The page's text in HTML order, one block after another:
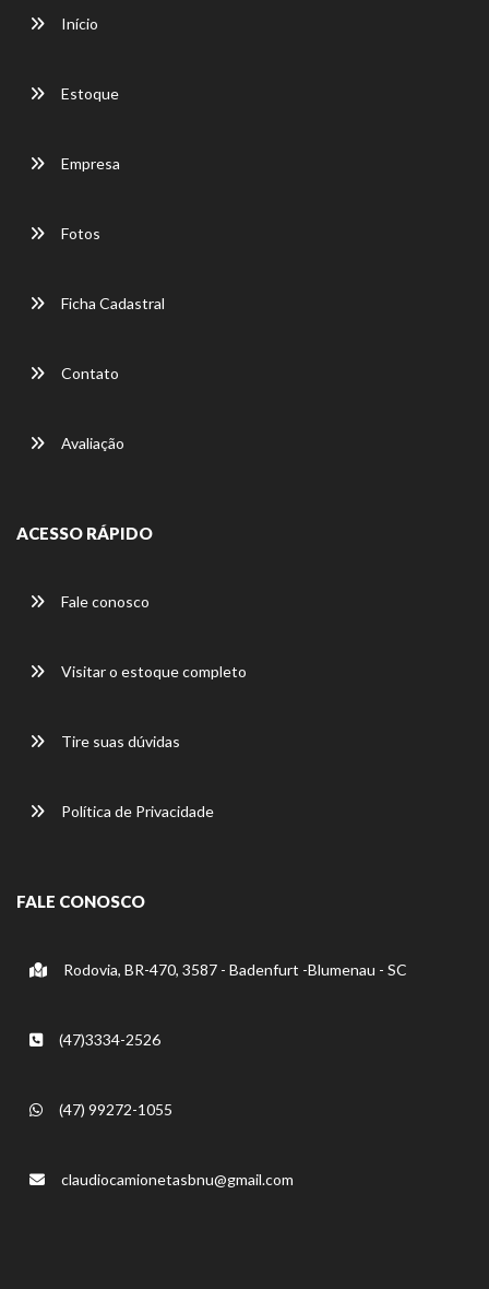
Início
Estoque
Empresa
Fotos
Ficha Cadastral
Contato
Avaliação
ACESSO RÁPIDO
Fale conosco
Visitar o estoque completo
Tire suas dúvidas
Política de Privacidade
FALE CONOSCO
Rodovia, BR-470, 3587 - Badenfurt -Blumenau - SC
(47)3334-2526
(47) 99272-1055
claudiocamionetasbnu@gmail.com